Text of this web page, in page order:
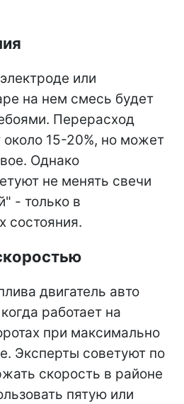
или
на нем смесь будет
Перерасход
около 15-20%, но может
Однако
не менять свечи
- только в
состояния.
двигатель авто
работает на
при максимально
Эксперты советуют по
скорость в районе
пятую или